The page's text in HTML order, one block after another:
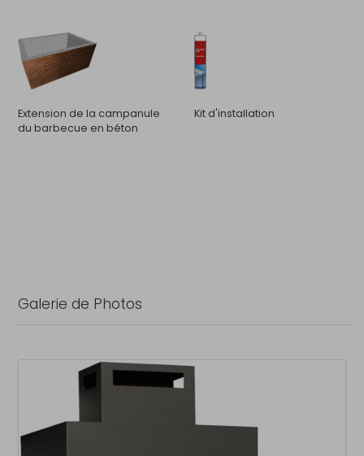
Extension de la campanule
du barbecue en béton
Kit d'installation
Galerie de Photos